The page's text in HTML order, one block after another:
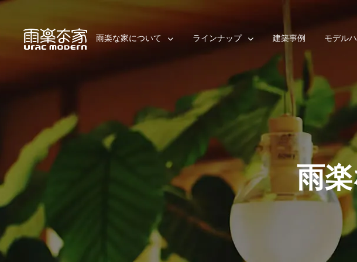
雨楽な家について ラインナップ 建築事例 モデル
雨